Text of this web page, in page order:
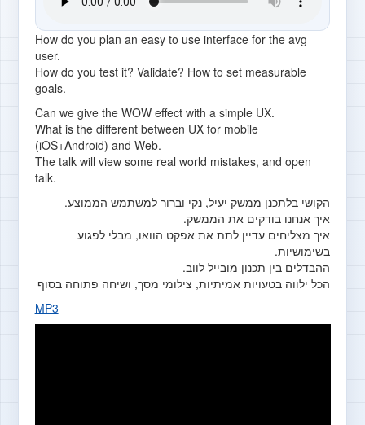
How do you plan an easy to use interface for the avg
user.
How do you test it? Validate? How to set measurable
goals.
Can we give the WOW effect with a simple UX.
What is the different between UX for mobile
(iOS+Android) and Web.
The talk will view some real world mistakes, and open
talk.
הקושי בלתכנן ממשק יעיל, נקי וברור למשתמש הממוצע.
איך אנחנו בודקים את הממשק.
איך מצליחים עדיין לתת את אפקט הוואו, מבלי לפגוע
בשימושיות.
ההבדלים בין תכנון מובייל לווב.
הכל ילווה בטעויות אמיתיות, צילומי מסך, ושיחה פתוחה בסוף
MP3